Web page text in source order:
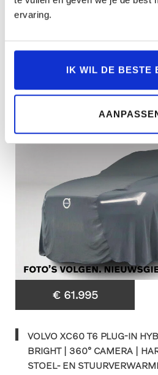
ervaring.
IK WIL DE BESTE
18.176km 2025
€ 61.995
VOLVO XC60 T6 PLUG-IN
BRIGHT | 360° CAMERA |
STOEL- EN